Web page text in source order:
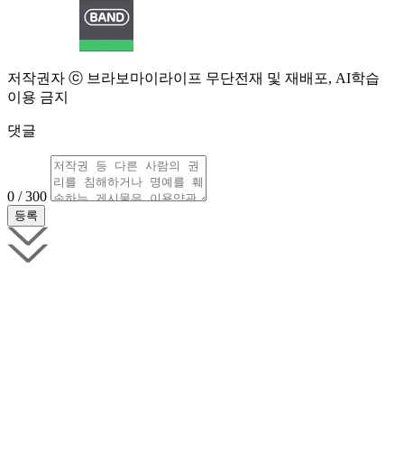
저작권자 ⓒ 브라보마이라이프 무단전재 및 재배포, AI학습
이용 금지
댓글
0 / 300